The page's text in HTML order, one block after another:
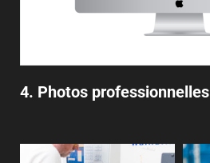
4. Photos professionnelles